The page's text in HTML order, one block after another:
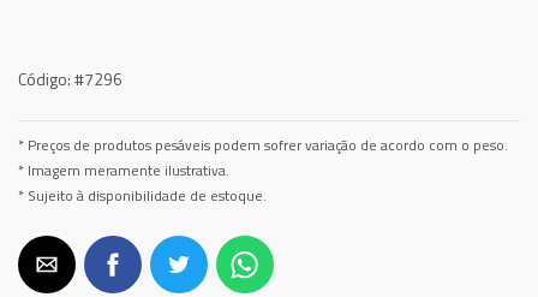
Código:#7296
* Preços de produtos pesáveis podem sofrer variação de acordo com o peso.
* Imagem meramente ilustrativa.
* Sujeito à disponibilidade de estoque.